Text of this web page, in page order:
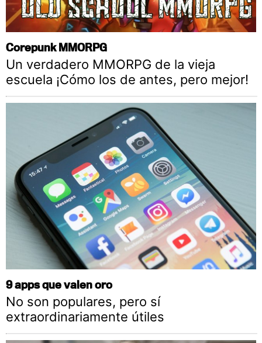
Corepunk MMORPG
Un verdadero MMORPG de la vieja
escuela ¡Cómo los de antes, pero mejor!
9 apps que valen oro
No son populares, pero sí
extraordinariamente útiles